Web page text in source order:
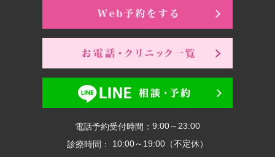
電話予約受付時間： 9:00～23:00
診療時間：
10:00～19:00（不定休）